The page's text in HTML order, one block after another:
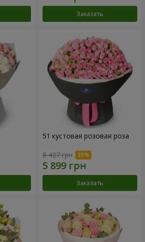
Заказать
51 кустовая розовая роза
8 427 грн
Заказать